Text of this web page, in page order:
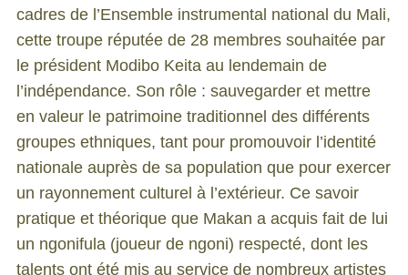
cadres de l’Ensemble instrumental national du Mali,
cette troupe réputée de 28 membres souhaitée par
le président Modibo Keita au lendemain de
l’indépendance. Son rôle : sauvegarder et mettre
en valeur le patrimoine traditionnel des différents
groupes ethniques, tant pour promouvoir l’identité
nationale auprès de sa population que pour exercer
un rayonnement culturel à l’extérieur. Ce savoir
pratique et théorique que Makan a acquis fait de lui
un ngonifula (joueur de ngoni) respecté, dont les
talents ont été mis au service de nombreux artistes